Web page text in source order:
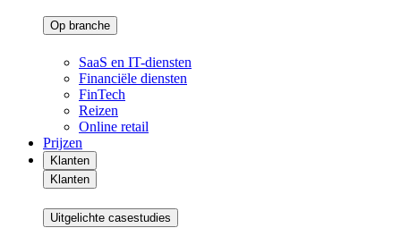
Op branche
SaaS en IT-diensten
Financiële diensten
FinTech
Reizen
Online retail
Prijzen
Klanten
Klanten
Uitgelichte casestudies